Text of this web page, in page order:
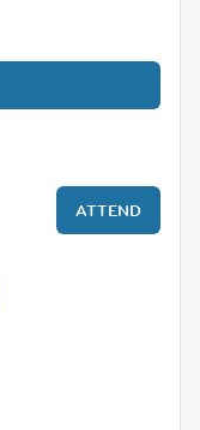
ATTEND